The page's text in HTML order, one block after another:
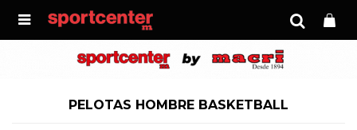

PELOTAS HOMBRE BASKETBALL